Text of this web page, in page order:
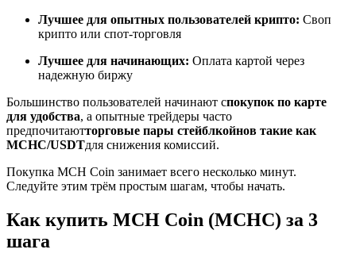
Наслаждайтесь распределением прибыли и комиссиями
и т. д.
Лучшее для опытных пользователей крипто: Своп
крипто или спот-торговля
Лучшее для начинающих: Оплата картой через
надежную биржу
Большинство пользователей начинают спокупок по карте
для удобства, а опытные трейдеры часто
предпочитаютторговые пары стейблкойнов такие как
MCHC/USDTдля снижения комиссий.
Покупка MCH Coin занимает всего несколько минут.
Следуйте этим трём простым шагам, чтобы начать.
Как купить MCH Coin (MCHC) за 3
шага